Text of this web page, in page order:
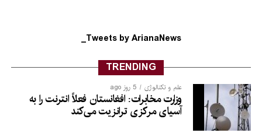
Tweets by ArianaNews_
TRENDING
علم و تکنالوژی 5 روز ago
وزارت مخابرات: افغانستان فعلاً انترنت را به
آسیای مرکزی ترانزیت می‌کند